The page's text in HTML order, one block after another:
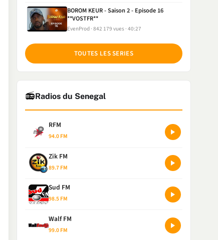
BOROM KEUR - Saison 2 - Episode 16
**VOSTFR**
EvenProd 842 179 vues 40:27
TOUTES LES SERIES
📻Radios du Senegal
RFM
94.0 FM
Zik FM
89.7 FM
Sud FM
98.5 FM
Walf FM
99.0 FM